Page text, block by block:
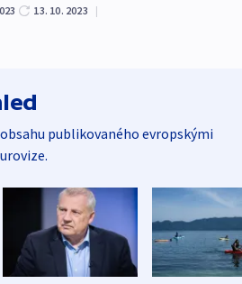
13. 10. 2023 |
publikovaného evropskými